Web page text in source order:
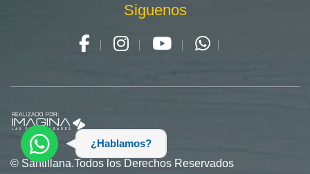
Siguenos
© Santillana.Todos los Derechos Reservados
¿Hablamos?